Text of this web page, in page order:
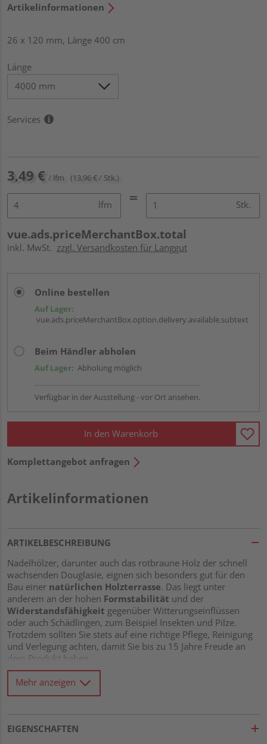
Artikelinformationen
26 x 120 mm, Länge 400 cm
Länge
Services
3,49 € / lfm (13,96 € / Stk.)
lfm Stk.
vue.ads.priceMerchantBox.total
inkl. MwSt. zzgl. Versandkosten für Langgut
Online bestellen
Auf Lager:
vue.ads.priceMerchantBox.option.delivery.available.subtext
Beim Händler abholen
Auf Lager: Abholung möglich
Verfügbar in der Ausstellung - vor Ort ansehen.
In den Warenkorb
Komplettangebot anfragen
Artikelinformationen
ARTIKELBESCHREIBUNG
Nadelhölzer, darunter auch das rotbraune Holz der schnell
wachsenden Douglasie, eignen sich besonders gut für den
Bau einer natürlichen Holzterrasse. Das liegt unter
anderem an der hohen Formstabilität und der
Widerstandsfähigkeit gegenüber Witterungseinflüssen
oder auch Schädlingen, zum Beispiel Insekten und Pilze.
Trotzdem sollten Sie stets auf eine richtige Pflege, Reinigung
und Verlegung achten, damit Sie bis zu 15 Jahre Freude an
dem Produkt haben.
In jedem Fall entsteht durch Sonnenlicht ohne regelmäßige
Behandlung der Oberfläche eine silbergraue Schicht namens
Patina. Schauen Sie sich am besten vorab Muster an, damit
oder Sie lieber die typische rotbraune Färbung der Douglasie
erhalten möchten.
Dann ist eine Behandlung unmittelbar
Mehr anzeigen
EIGENSCHAFTEN